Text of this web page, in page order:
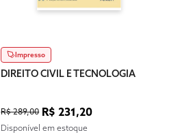
Impresso
DIREITO CIVIL E TECNOLOGIA
R$ 289,00 R$ 231,20
Disponível em estoque